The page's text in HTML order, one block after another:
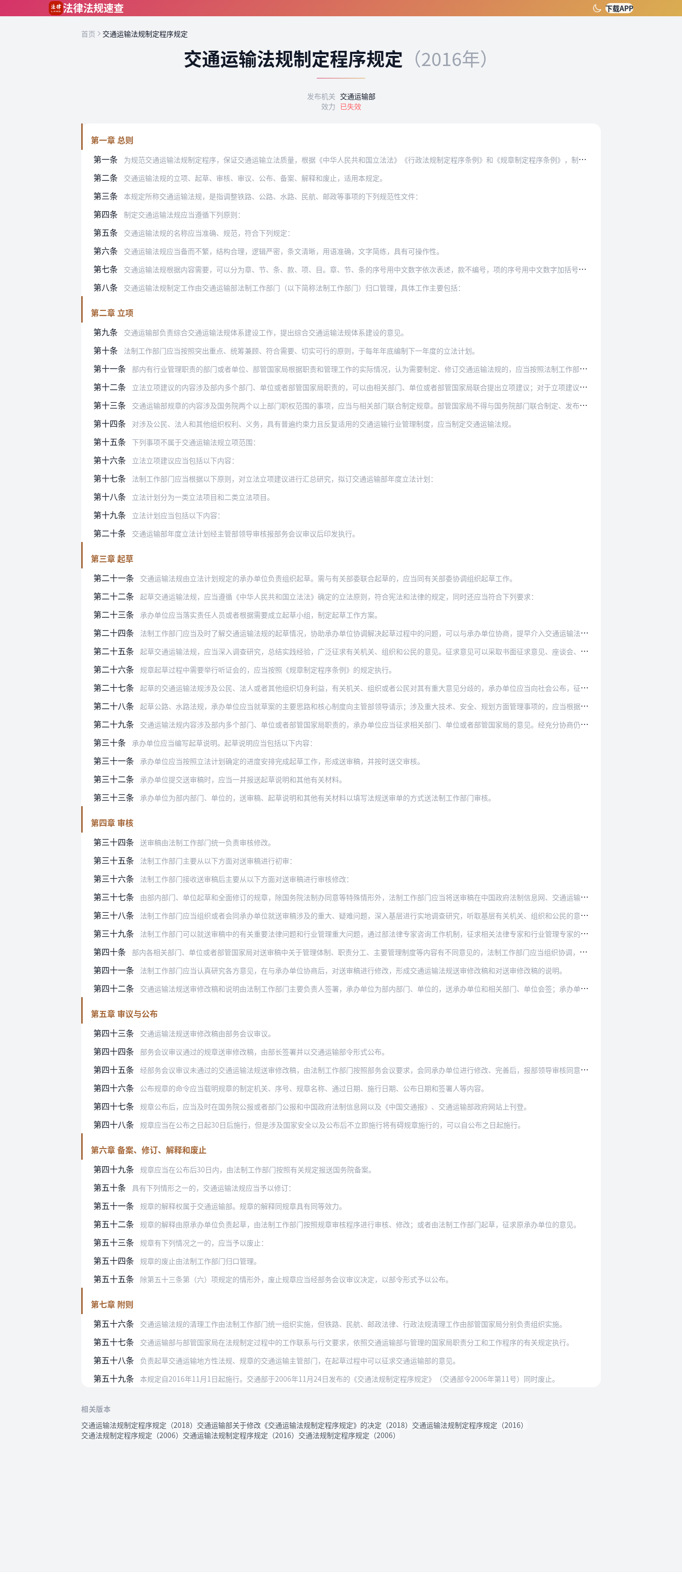
法律法规速查 下载APP
首页 交通运输法规制定程序规定
交通运输法规制定程序规定 （2016年）
发布机关 交通运输部
效力 已失效
第一章 总则
第一条
为规范交通运输法规制定程序，保证交通运输立法质量，根据《中华人民共和国立法法》《行政法规制定程序条例》和《规章制定程序条例》，制定本规定。
第二条 交通运输法规的立项、起草、审核、审议、公布、备案、解释和废止，适用本规定。
第三条 本规定所称交通运输法规，是指调整铁路、公路、水路、民航、邮政等事项的下列规范性文件：
第四条 制定交通运输法规应当遵循下列原则：
第五条 交通运输法规的名称应当准确、规范，符合下列规定：
第六条 交通运输法规应当备而不繁，结构合理，逻辑严密，条文清晰，用语准确，文字简练，具有可操作性。
第七条 交通运输法规根据内容需要，可以分为章、节、条、款、项、目。章、节、条的序号用中文数字依次表述，款不编号，项的序号用中文数字加括号依次表述，目的序号用阿拉伯数字依…
第八条 交通运输法规制定工作由交通运输部法制工作部门（以下简称法制工作部门）归口管理，具体工作主要包括：
第二章 立项
第九条
交通运输部负责综合交通运输法规体系建设工作，提出综合交通运输法规体系建设的意见。
第十条 法制工作部门应当按照突出重点、统筹兼顾、符合需要、切实可行的原则，于每年年底编制下一年度的立法计划。
第十一条 部内有行业管理职责的部门或者单位、部管国家局根据职责和管理工作的实际情况，认为需要制定、修订交通运输法规的，应当按照法制工作部门规定的时间及内容要求，提出立法立…
第十二条 立法立项建议的内容涉及部内多个部门、单位或者部管国家局职责的，可以由相关部门、单位或者部管国家局联合提出立项建议；对于立项建议有分歧的，由法制工作部门协调提出处…
第十三条 交通运输部规章的内容涉及国务院两个以上部门职权范围的事项，应当与相关部门联合制定规章。部管国家局不得与国务院部门联合制定、发布规章。
第十四条 对涉及公民、法人和其他组织权利、义务，具有普遍约束力且反复适用的交通运输行业管理制度，应当制定交通运输法规。
第十五条 下列事项不属于交通运输法规立项范围：
第十六条 立法立项建议应当包括以下内容：
第十七条 法制工作部门应当根据以下原则，对立法立项建议进行汇总研究，拟订交通运输部年度立法计划：
第十八条 立法计划分为一类立法项目和二类立法项目。
第十九条 立法计划应当包括以下内容：
第二十条 交通运输部年度立法计划经主管部领导审核报部务会议审议后印发执行。
第三章 起草
第二十一条
交通运输法规由立法计划规定的承办单位负责组织起草。需与有关部委联合起草的，应当同有关部委协调组织起草工作。
第二十二条 起草交通运输法规，应当遵循《中华人民共和国立法法》确定的立法原则，符合宪法和法律的规定，同时还应当符合下列要求：
第二十三条 承办单位应当落实责任人员或者根据需要成立起草小组，制定起草工作方案。
第二十四条 法制工作部门应当及时了解交通运输法规的起草情况，协助承办单位协调解决起草过程中的问题，可以与承办单位协商，提早介入交通运输法规起草工作。
第二十五条 起草交通运输法规，应当深入调查研究，总结实践经验，广泛征求有关机关、组织和公民的意见。征求意见可以采取书面征求意见、座谈会、听证会、网上公开征求意见等多种形式。…
第二十六条 规章起草过程中需要举行听证会的，应当按照《规章制定程序条例》的规定执行。
第二十七条 起草的交通运输法规涉及公民、法人或者其他组织切身利益，有关机关、组织或者公民对其有重大意见分歧的，承办单位应当向社会公布，征求社会各界的意见。
第二十八条 起草公路、水路法规，承办单位应当就草案的主要思路和核心制度向主管部领导请示；涉及重大技术、安全、规划方面管理事项的，应当根据职责的关联性，主动听取交通运输部总工…
第二十九条 交通运输法规内容涉及部内多个部门、单位或者部管国家局职责的，承办单位应当征求相关部门、单位或者部管国家局的意见。经充分协商仍不能取得一致意见的，承办单位应当在起…
第三十条 承办单位应当编写起草说明。起草说明应当包括以下内容：
第三十一条 承办单位应当按照立法计划确定的进度安排完成起草工作，形成送审稿，并按时送交审核。
第三十二条 承办单位提交送审稿时，应当一并报送起草说明和其他有关材料。
第三十三条 承办单位为部内部门、单位的，送审稿、起草说明和其他有关材料以填写法规送审单的方式送法制工作部门审核。
第四章 审核
第三十四条
送审稿由法制工作部门统一负责审核修改。
第三十五条 法制工作部门主要从以下方面对送审稿进行初审：
第三十六条 法制工作部门接收送审稿后主要从以下方面对送审稿进行审核修改：
第三十七条 由部内部门、单位起草和全面修订的规章，除国务院法制办同意等特殊情形外，法制工作部门应当将送审稿在中国政府法制信息网、交通运输部政府网站上向社会公开征求意见。
第三十八条 法制工作部门应当组织或者会同承办单位就送审稿涉及的重大、疑难问题，深入基层进行实地调查研究，听取基层有关机关、组织和公民的意见。
第三十九条 法制工作部门可以就送审稿中的有关重要法律问题和行业管理重大问题，通过部法律专家咨询工作机制，征求相关法律专家和行业管理专家的意见。
第四十条 部内各相关部门、单位或者部管国家局对送审稿中关于管理体制、职责分工、主要管理制度等内容有不同意见的，法制工作部门应当组织协调，力求达成一致意见；不能达成一致意见…
第四十一条 法制工作部门应当认真研究各方意见，在与承办单位协商后，对送审稿进行修改，形成交通运输法规送审修改稿和对送审修改稿的说明。
第四十二条 交通运输法规送审修改稿和说明由法制工作部门主要负责人签署，承办单位为部内部门、单位的，送承办单位和相关部门、单位会签；承办单位为部管国家局的，经主要负责人签字确…
第五章 审议与公布
第四十三条
交通运输法规送审修改稿由部务会议审议。
第四十四条 部务会议审议通过的规章送审修改稿，由部长签署并以交通运输部令形式公布。
第四十五条 经部务会议审议未通过的交通运输法规送审修改稿，由法制工作部门按照部务会议要求，会同承办单位进行修改、完善后，报部领导审核同意后再次提交部务会议审定。
第四十六条 公布规章的命令应当载明规章的制定机关、序号、规章名称、通过日期、施行日期、公布日期和签署人等内容。
第四十七条 规章公布后，应当及时在国务院公报或者部门公报和中国政府法制信息网以及《中国交通报》、交通运输部政府网站上刊登。
第四十八条 规章应当在公布之日起30日后施行，但是涉及国家安全以及公布后不立即施行将有碍规章施行的，可以自公布之日起施行。
第六章 备案、修订、解释和废止
第四十九条
规章应当在公布后30日内，由法制工作部门按照有关规定报送国务院备案。
第五十条 具有下列情形之一的，交通运输法规应当予以修订：
第五十一条 规章的解释权属于交通运输部。规章的解释同规章具有同等效力。
第五十二条 规章的解释由原承办单位负责起草，由法制工作部门按照规章审核程序进行审核、修改；或者由法制工作部门起草，征求原承办单位的意见。
第五十三条 规章有下列情况之一的，应当予以废止：
第五十四条 规章的废止由法制工作部门归口管理。
第五十五条 除第五十三条第（六）项规定的情形外，废止规章应当经部务会议审议决定，以部令形式予以公布。
第七章 附则
第五十六条
交通运输法规的清理工作由法制工作部门统一组织实施，但铁路、民航、邮政法律、行政法规清理工作由部管国家局分别负责组织实施。
第五十七条 交通运输部与部管国家局在法规制定过程中的工作联系与行文要求，依照交通运输部与管理的国家局职责分工和工作程序的有关规定执行。
第五十八条 负责起草交通运输地方性法规、规章的交通运输主管部门，在起草过程中可以征求交通运输部的意见。
第五十九条 本规定自2016年11月1日起施行。交通部于2006年11月24日发布的《交通法规制定程序规定》（交通部令2006年第11号）同时废止。
相关版本
交通运输法规制定程序规定（2018） 交通运输部关于修改《交通运输法规制定程序规定》的决定（2018） 交通运输法规制定程序规定（2016）
交通法规制定程序规定（2006） 交通运输法规制定程序规定（2016） 交通法规制定程序规定（2006）